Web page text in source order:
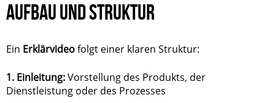
AUFBAU UND STRUKTUR
Ein Erklärvideofolgt einer klaren Struktur:
1. Einleitung:Vorstellung des Produkts, der
Dienstleistung oder des Prozesses